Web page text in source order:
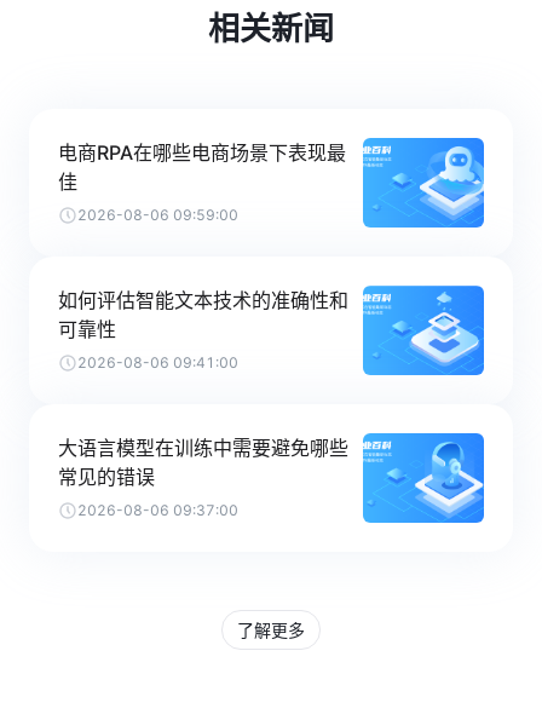
相关新闻
电商RPA在哪些电商场景下表现最
佳
2026-08-06 09:59:00
如何评估智能文本技术的准确性和
可靠性
2026-08-06 09:41:00
大语言模型在训练中需要避免哪些
常见的错误
2026-08-06 09:37:00
了解更多